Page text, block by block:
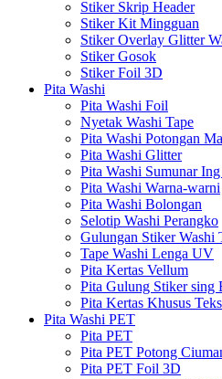
Stiker Skrip Header
Stiker Kit Mingguan
Stiker Overlay Glitter
Stiker Gosok
Stiker Foil 3D
Pita Washi
Pita Washi Foil
Nyetak Washi Tape
Pita Washi Potongan
Pita Washi Glitter
Pita Washi Sumunar
Pita Washi Warna-warni
Pita Washi Bolongan
Selotip Washi Perangko
Gulungan Stiker Washi
Tape Washi Lenga UV
Pita Kertas Vellum
Pita Gulung Stiker sing
Pita Kertas Khusus
Pita Washi PET
Pita PET
Pita PET Potong
Pita PET Foil 3D